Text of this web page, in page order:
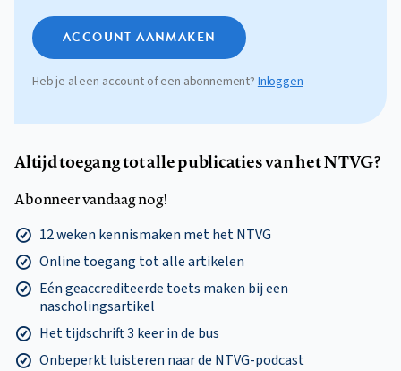
ACCOUNT AANMAKEN
Heb je al een account of een abonnement? Inloggen
Altijd toegang tot alle publicaties van het NTVG?
Abonneer vandaag nog!
12 weken kennismaken met het NTVG
Online toegang tot alle artikelen
Eén geaccrediteerde toets maken bij een
nascholingsartikel
Het tijdschrift 3 keer in de bus
Onbeperkt luisteren naar de NTVG-podcast